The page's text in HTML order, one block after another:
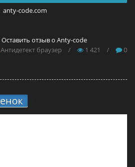
anty-code.com
отзыв о Anty-code
Антидетект браузер
/ 1 421 / 0